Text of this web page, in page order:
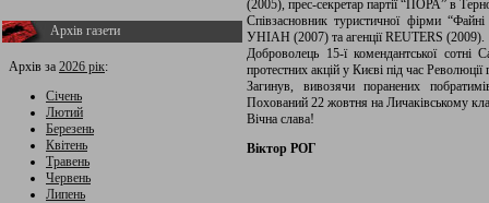
Архів газети
Архів за 2026 рік:
Січень
Лютий
Березень
Квітень
Травень
Червень
Липень
(2005), прес-секретар партії “ПОРА” в
Співзасновник туристичної фірми
УНІАН (2007) та агенції REUTERS (2009).
Доброволець 15-ї комендантської
протестних акцій у Києві під час
Загинув, вивозячи поранених
Похований 22 жовтня на Личаківському
Вічна слава!
Віктор РОГ